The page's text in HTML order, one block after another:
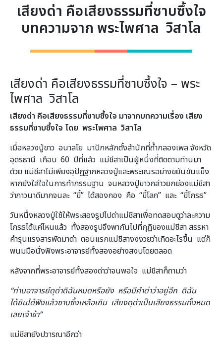
เสียงด่า คือเสียงธรรมที่ซาบซึ้งใจ
บทความจาก พระไพศาล วิสาโล
เสียงด่า คือเสียงธรรมที่ซาบซึ้งใจ – พระ
ไพศาล วิสาโล
เสียงด่า คือเสียงธรรมที่ซาบซึ้งใจ มาจากบทความเรื่อง เสียง
ธรรมที่ซาบซึ้งใจ โดย พระไพศาล วิสาโล
เมื่อหลวงปู่ขาว อนาลโย มาปักหลักตั้งสำนักที่ถ้ำกลองเพล จังหวัด
อุดรธานี เกือบ 60 ปีที่แล้ว แม่ชีสาเป็นผู้หนึ่งที่ติดตามท่านมา
ด้วย แม่ชีสาไม่เพียงอุปัฏฐากหลวงปู่และพระเณรอย่างขยันขันแข็ง
หากยังใส่ใจในการทำกรรมฐาน จนหลวงปู่ขาวกล่าวยกย่องแม่ชีสา
ว่าภาวนาดีมากจนละ “ขี้” ได้สองกอง คือ “ขี้โลภ” และ “ขี้โกรธ”
วันหนึ่งหลวงปู่ใช้ให้พระสองรูปไปด่าแม่ชีสาเพื่อทดสอบดูว่าละความ
โกรธได้แค่ไหนแล้ว ทั้งสองรูปจึงพากันไปที่กุฏิของแม่ชีสา สรรหา
คำรุนแรงสารพัดมาด่า ตอนแรกแม่ชีสางงงวยว่าเกิดอะไรขึ้น แต่ก็
พนมมือนั่งฟังพระอาจารย์ทั้งสองอย่างสงบโดยตลอด
หลังจากที่พระอาจารย์ทั้งสองด่าว่าจนพอใจ แม่ชีสาก็ถามว่า
“ท่านอาจารย์ดุด่าดิฉันหมดหรือยัง หรือมีคำด่าว่าอยู่อีก ดิฉัน
ได้ยินได้ฟังแล้วซาบซึ้งเหลือเกิน เสียงดุด่าเป็นเสียงธรรมทั้งหมด
เลยเจ้าข้า”
แม่ชีสายังปวารณาอีกว่า